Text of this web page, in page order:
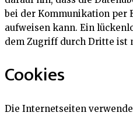
bei der Kommunikation per
aufweisen kann. Ein
dem Zugriff durch Dritte ist
Cookies
Die Internetseiten